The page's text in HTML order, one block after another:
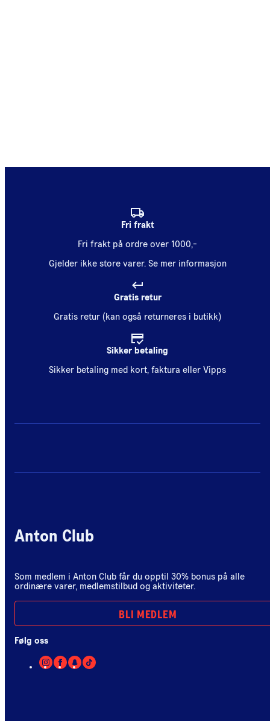
Fri frakt
Fri frakt på ordre over 1000,-
Gjelder ikke store varer. Se mer informasjon
Gratis retur
Gratis retur (kan også returneres i butikk)
Sikker betaling
Sikker betaling med kort, faktura eller Vipps
Anton Club
Som medlem i Anton Club får du opptil 30% bonus på alle
ordinære varer, medlemstilbud og aktiviteter.
BLI MEDLEM
Følg oss